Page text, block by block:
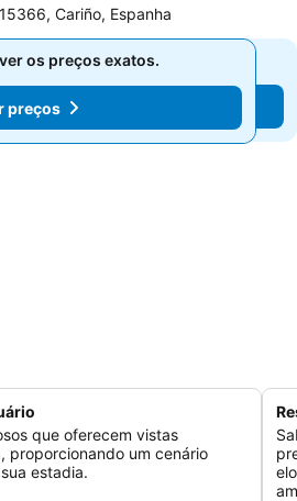
Cariño, Espanha
os preços exatos.
Ver preços
os preços exatos.
preços
que oferecem vistas
proporcionando um cenário
estadia.